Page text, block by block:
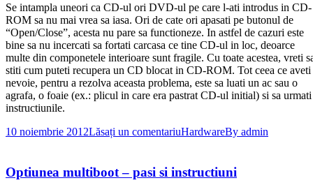
Se intampla uneori ca CD-ul ori DVD-ul pe care l-ati introdus in CD-
ROM sa nu mai vrea sa iasa. Ori de cate ori apasati pe butonul de
“Open/Close”, acesta nu pare sa functioneze. In astfel de cazuri este
bine sa nu incercati sa fortati carcasa ce tine CD-ul in loc, deoarce
multe din componetele interioare sunt fragile. Cu toate acestea, vreti
stiti cum puteti recupera un CD blocat in CD-ROM. Tot ceea ce aveti
nevoie, pentru a rezolva aceasta problema, este sa luati un ac sau o
agrafa, o foaie (ex.: plicul in care era pastrat CD-ul initial) si sa urmati
instructiunile.
10 noiembrie 2012Lăsați un comentariuHardwareBy admin
Optiunea multiboot – pasi si instructiuni